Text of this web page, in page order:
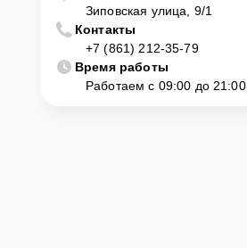
Зиповская улица, 9/1
Контакты
+7 (861) 212-35-79
Время работы
Работаем с 09:00 до 21:00